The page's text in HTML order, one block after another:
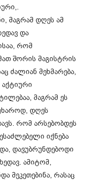
მაგრამ დღეს ამ
და
რომ
შორის მაგისტრის
ძალიან მეხმარება,
მაგრამ ეს
დღეს
რომ არსებობდეს
იქნება
დავუბრუნდებოდი
ამიტომ,
მეკეთებინა, რასაც